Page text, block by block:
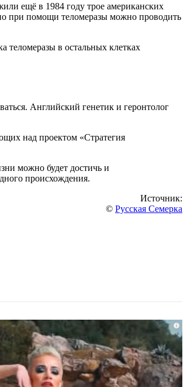
ещё в 1984 году трое американских
при помощи теломеразы можно проводить
теломеразы в остальных клетках
Английский генетик и геронтолог
над проектом «Стратегия
можно будет достичь и
происхождения.
Источник:
© Русская Семерка
i